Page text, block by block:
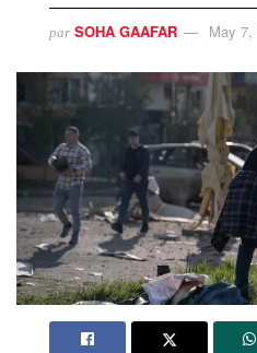
par SOHA GAAFAR May 7,